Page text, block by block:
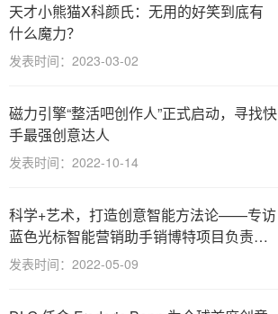
天才小熊猫X科颜氏：无用的好笑到底有
什么魔力？
发表时间：2023-03-02
磁力引擎“整活吧创作人”正式启动，寻找快
手最强创意达人
发表时间：2022-10-14
科学+艺术，打造创意智能方法论——专访
蓝色光标智能营销助手销博特项目负责人
洪磊
发表时间：2022-05-09